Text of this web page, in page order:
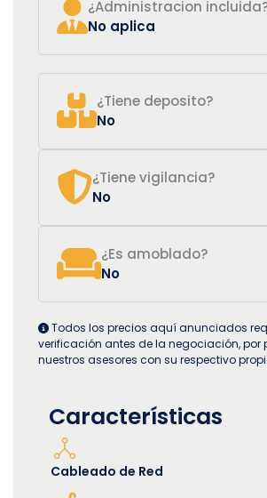
¿Administracion
No aplica
¿Tiene deposito?
No
¿Tiene vigilancia?
No
¿Es amoblado?
No
Todos los precios aquí anunciados
verificación antes de la negociación, por
nuestros asesores con su respectivo
Características
Cableado de Red